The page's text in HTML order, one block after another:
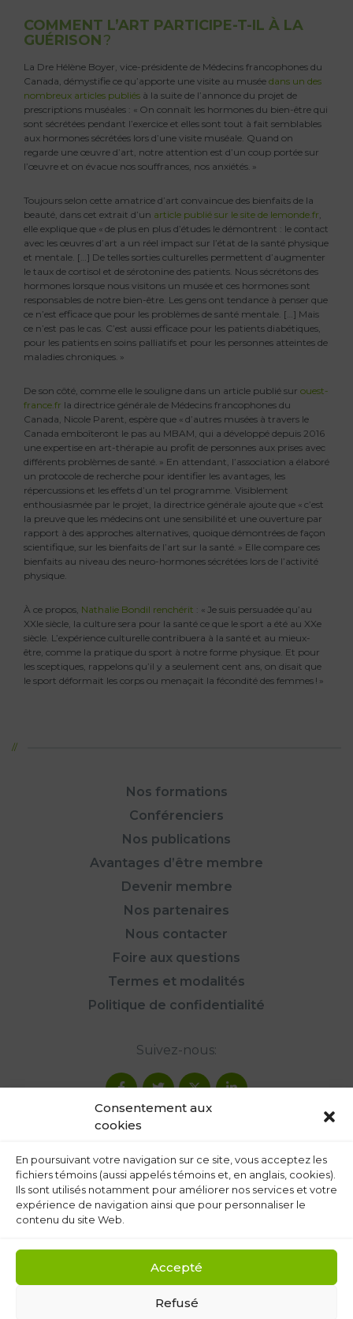
Consentement aux
cookies
En poursuivant votre navigation sur ce site, vous acceptez les
fichiers témoins (aussi appelés témoins et, en anglais, cookies).
Ils sont utilisés notamment pour améliorer nos services et votre
expérience de navigation ainsi que pour personnaliser le
contenu du site Web.
Accepté
Refusé
COMMENT L’ART PARTICIPE-T-IL À LA
GUÉRISON?
La Dre Hélène Boyer, vice-présidente de Médecins francophones du
Canada, démystifie ce qu’apporte une visite au musée dans un des
nombreux articles publiés à la suite de l’annonce du projet de
prescriptions muséales : « On connaît les hormones du bien-être qui
sont sécrétées pendant l’exercice et elles sont tout à fait semblables
aux hormones sécrétées lors d’une visite muséale. Quand on
regarde une œuvre d’art, notre attention est d’un coup portée sur
l’œuvre et on évacue nos souffrances, nos anxiétés. »
Toujours selon cette amatrice d’art convaincue des bienfaits de la
beauté, dans cet extrait d’un article publié sur le site de lemonde.fr,
elle explique que « de plus en plus d’études le démontrent : le contact
avec les œuvres d’art a un réel impact sur l’état de la santé physique
et mentale. […] De telles sorties culturelles permettent d’augmenter
le taux de cortisol et de sérotonine des patients. Nous sécrétons des
hormones lorsque nous visitons un musée et ces hormones sont
responsables de notre bien-être. Les gens ont tendance à penser que
ce n’est efficace que pour les problèmes de santé mentale. […] Mais
ce n’est pas le cas. C’est aussi efficace pour les patients diabétiques,
pour les patients en soins palliatifs et pour les personnes atteintes de
maladies chroniques. »
De son côté, comme elle le souligne dans un article publié sur ouest-
france.fr la directrice générale de Médecins francophones du
Canada, Nicole Parent, espère que « d’autres musées à travers le
Canada emboîteront le pas au MBAM, qui a développé depuis 2016
une expertise en art-thérapie au profit de personnes aux prises avec
différents problèmes de santé. » En attendant, l’association a élaboré
un protocole de recherche pour identifier les avantages, les
répercussions et les effets d’un tel programme. Visiblement
enthousiasmée par le projet, la directrice générale ajoute que « c’est
la preuve que les médecins ont une sensibilité et une ouverture par
rapport à des approches alternatives, quoique démontrées de façon
scientifique, sur les bienfaits de l’art sur la santé. » Elle compare ces
bienfaits au niveau des neuro-hormones sécrétées lors de l’activité
physique.
À ce propos, Nathalie Bondil renchérit : « Je suis persuadée qu’au
XXIe siècle, la culture sera pour la santé ce que le sport a été au XXe
siècle. L’expérience culturelle contribuera à la santé et au mieux-
être, comme la pratique du sport à notre forme physique. Et pour
les sceptiques, rappelons qu’il y a seulement cent ans, on disait que
le sport déformait les corps ou menaçait la fécondité des femmes ! »
Nos formations
Conférenciers
Nos publications
Avantages d’être membre
Devenir membre
Nos partenaires
Nous contacter
Foire aux questions
Termes et modalités
Politique de confidentialité
Suivez-nous: